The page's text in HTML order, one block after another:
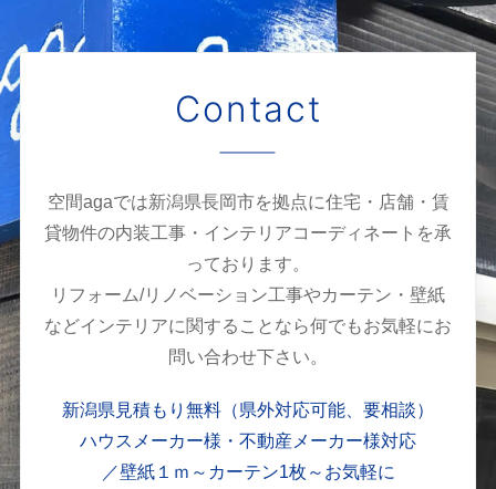
Contact
空間agaでは新潟県長岡市を拠点に住宅・店舗・賃
貸物件の内装工事・インテリアコーディネートを承
っております。
リフォーム/リノベーション工事やカーテン・壁紙
などインテリアに関することなら何でもお気軽にお
問い合わせ下さい。
新潟県見積もり無料（県外対応可能、要相談）
ハウスメーカー様・不動産メーカー様対応
／壁紙１ｍ～カーテン1枚～お気軽に